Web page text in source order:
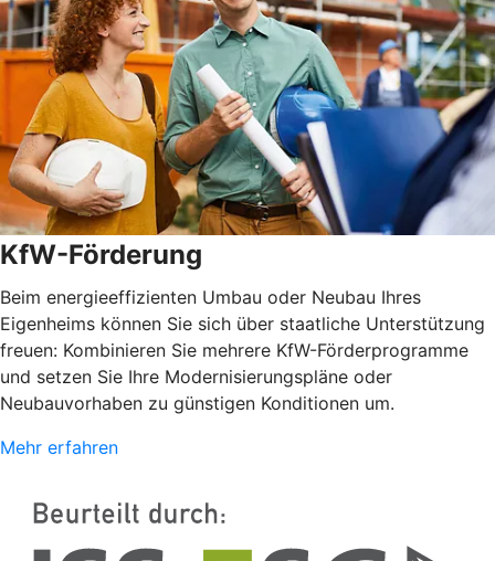
KfW-Förderung
Beim energieeffizienten Umbau oder Neubau Ihres
Eigenheims können Sie sich über staatliche Unterstützung
freuen: Kombinieren Sie mehrere KfW-Förderprogramme
und setzen Sie Ihre Modernisierungspläne oder
Neubauvorhaben zu günstigen Konditionen um.
Mehr erfahren